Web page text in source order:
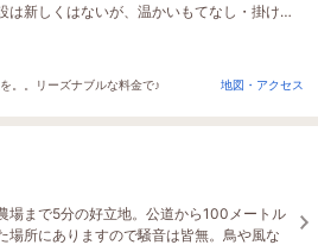
は新しくはないが、温かいもてなし・掛け
泉・手頃な料金が嬉しい。
。。リーズナブルな料金で♪ 地図・アクセス
場まで5分の好立地。公道から100メートル
場所にありますので騒音は皆無。鳥や風な